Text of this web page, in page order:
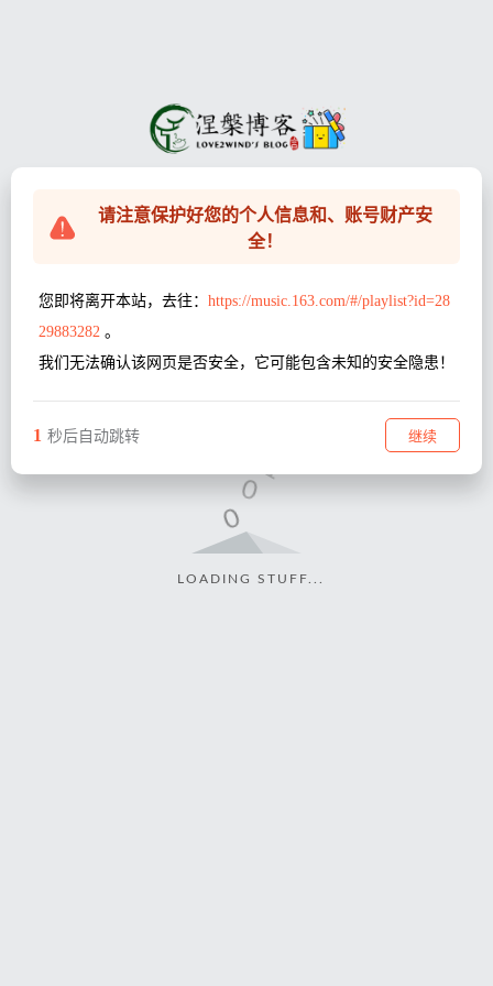
LOADING STUFF...
请注意保护好您的个人信息和、账号财产安
全！
您即将离开本站，去往： https://music.163.com/#/playlist?id=28
29883282 。
我们无法确认该网页是否安全，它可能包含未知的安全隐患！
1 秒后自动跳转 继续